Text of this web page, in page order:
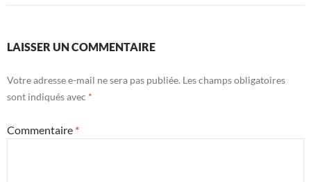
LAISSER UN COMMENTAIRE
Votre adresse e-mail ne sera pas publiée. Les champs obligatoires
sont indiqués avec *
Commentaire *